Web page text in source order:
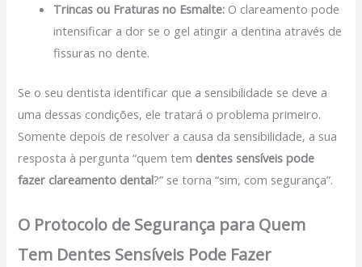
Trincas ou Fraturas no Esmalte: O clareamento pode
intensificar a dor se o gel atingir a dentina através de
fissuras no dente.
Se o seu dentista identificar que a sensibilidade se deve a
uma dessas condições, ele tratará o problema primeiro.
Somente depois de resolver a causa da sensibilidade, a sua
resposta à pergunta “quem tem dentes sensíveis pode
fazer clareamento dental?” se torna “sim, com segurança”.
O Protocolo de Segurança para Quem
Tem Dentes Sensíveis Pode Fazer